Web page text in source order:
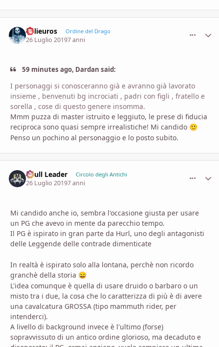
Kalieuros Ordine del Drago
26 Luglio 20197 anni
59 minutes ago, Dardan said:
I personaggi si conosceranno già e avranno già lavorato
insieme , benvenuti bg incrociati , padri con figli , fratello e
sorella , cose di questo genere insomma.
Mmm puzza di master istruito e leggiuto, le prese di fiducia
reciproca sono quasi sempre irrealistiche! Mi candido 🙂
Penso un pochino al personaggio e lo posto subito.
Skull Leader Circolo degli Antichi
26 Luglio 20197 anni
Mi candido anche io, sembra l'occasione giusta per usare
un PG che avevo in mente da parecchio tempo.
Il PG è ispirato in gran parte da Hurl, uno degli antagonisti
delle Leggende delle contrade dimenticate
In realtà è ispirato solo alla lontana, perchè non ricordo
granchè della storia 😄
L'idea comunque è quella di usare druido o barbaro o un
misto tra i due, la cosa che lo caratterizza di più è di avere
una cavalcatura GROSSA (tipo mammuth rider, per
intenderci).
A livello di background invece è l'ultimo (forse)
sopravvissuto di un antico ordine glorioso, ma decaduto e